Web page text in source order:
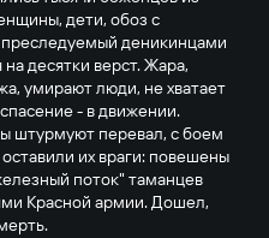
дети, обоз с
деникинцами
десятки верст. Жара,
умирают люди, не хватает
- в движении.
штурмуют перевал, с боем
их враги: повешены
поток" таманцев
Красной армии. Дошел,